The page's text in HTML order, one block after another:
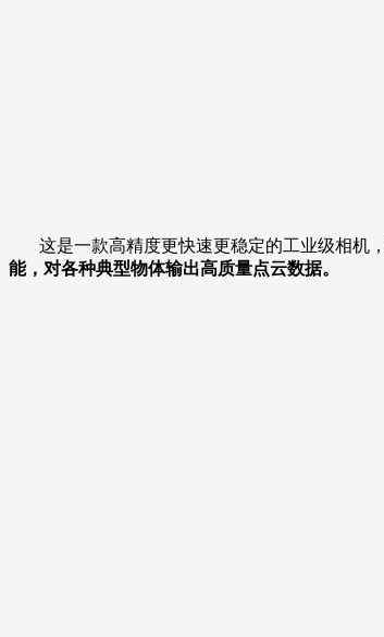
这是一款高精度更快速更稳定的工业级相机，
能，对各种典型物体输出高质量点云数据。